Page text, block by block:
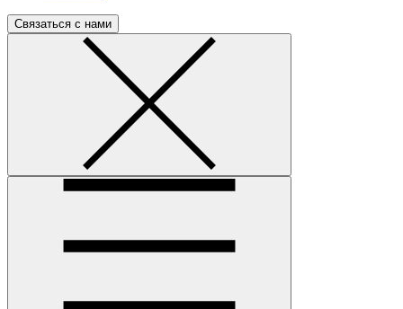
Связаться с нами